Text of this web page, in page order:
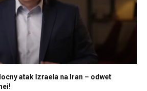
atak Izraela na Iran – odwet